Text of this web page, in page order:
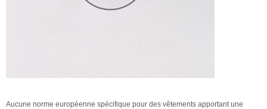
Aucune norme européenne spécifique pour des vêtements apportant une